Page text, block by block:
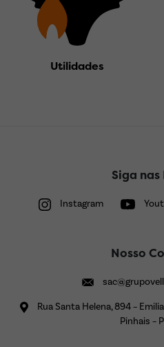
Utilidades
Siga nas
Instagram
Nosso
Rua Santa Helena, 894 –
Pinhais –